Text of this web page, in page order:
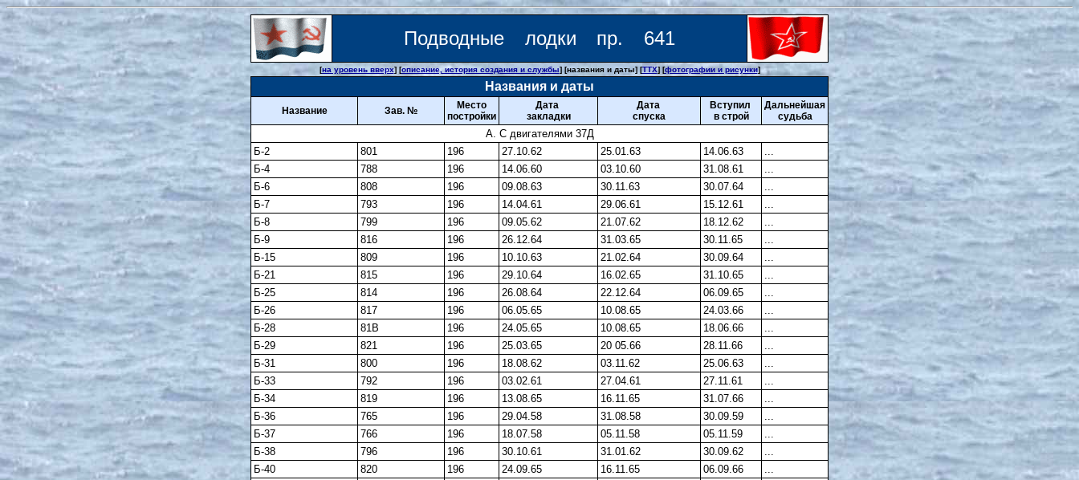
Подводные лодки пр. 641
[на уровень вверх] [описание, история создания и службы] [названия и даты] [ТТХ] [фотографии и рисунки]
Названия и даты
Название Зав. №
Место
постройки
Дата
закладки
Дата
спуска
Вступил
в строй
Дальнейшая
судьба
А. С двигателями 37Д
Б-2
801 196 27.10.62 25.01.63 14.06.63
...
Б-4
788 196 14.06.60 03.10.60 31.08.61
...
Б-6
808 196 09.08.63 30.11.63 30.07.64
...
Б-7
793 196 14.04.61 29.06.61 15.12.61
...
Б-8
799 196 09.05.62 21.07.62 18.12.62
...
Б-9
816 196 26.12.64 31.03.65 30.11.65
...
Б-15
809 196 10.10.63 21.02.64 30.09.64
...
Б-21
815 196 29.10.64 16.02.65 31.10.65
...
Б-25
814 196 26.08.64 22.12.64 06.09.65
...
Б-26
817 196 06.05.65 10.08.65 24.03.66
...
Б-28
81В 196 24.05.65 10.08.65 18.06.66
...
Б-29
821 196 25.03.65 20 05.66 28.11.66
...
Б-31
800 196 18.08.62 03.11.62 25.06.63
...
Б-33
792 196 03.02.61 27.04.61 27.11.61
...
Б-34
819 196 13.08.65 16.11.65 31.07.66
...
Б-36
765 196 29.04.58 31.08.58 30.09.59
...
Б-37
766 196 18.07.58 05.11.58 05.11.59
...
Б-38
796 196 30.10.61 31.01.62 30.09.62
...
Б-40
820 196 24.09.65 16.11.65 06.09.66
...